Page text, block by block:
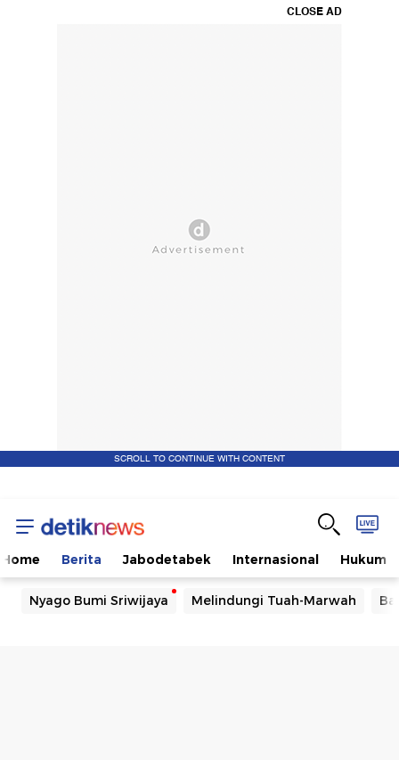
CLOSE AD
SCROLL TO CONTINUE WITH CONTENT
Home Berita Jabodetabek Internasional Hukum
Nyago Bumi Sriwijaya Melindungi Tuah-Marwah